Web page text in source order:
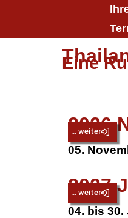
Eine
2026
... weiter
05.
2027
... weiter
04. bis 30.